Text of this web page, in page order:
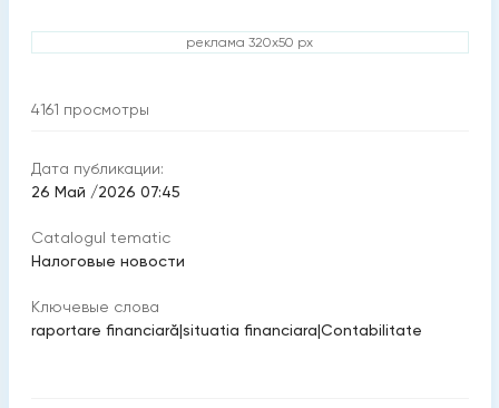
реклама 320x50 px
4161 просмотры
Дата публикации:
26 Май /2026 07:45
Catalogul tematic
Налоговые новости
Ключевые слова
raportare financiară|situatia financiara|Contabilitate